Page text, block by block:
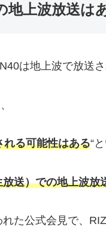
地上波放送は
は地上波で放送
れる可能性はある“
送）での地上波放
た公式会見で、